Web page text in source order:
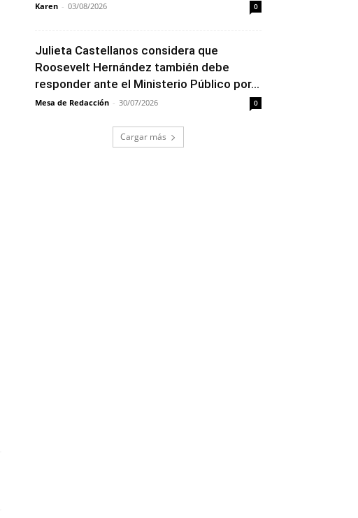
Karen - 03/08/2026 0
Julieta Castellanos considera que
Roosevelt Hernández también debe
responder ante el Ministerio Público por...
Mesa de Redacción - 30/07/2026 0
Cargar más